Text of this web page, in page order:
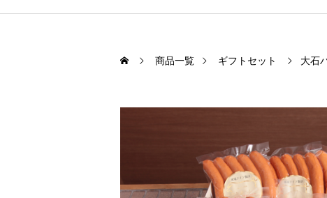
商品一覧 ギフトセット 大石